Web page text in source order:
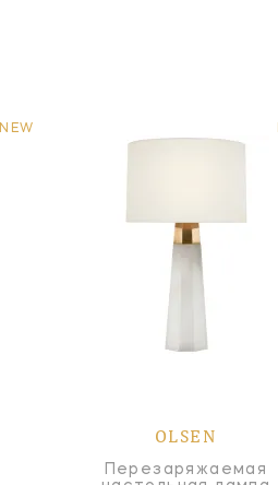
NEW
OLSEN
Перезаряжаемая